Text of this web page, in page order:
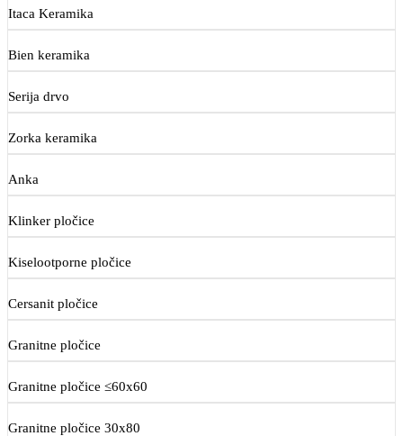
Itaca Keramika
Bien keramika
Serija drvo
Zorka keramika
Anka
Klinker pločice
Kiselootporne pločice
Cersanit pločice
Granitne pločice
Granitne pločice ≤60x60
Granitne pločice 30x80